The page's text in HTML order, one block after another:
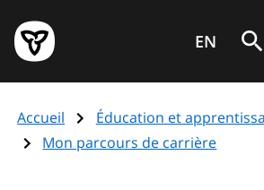
au
contenu
principal
EN
Accueil
Éducation et
Mon parcours de carrière